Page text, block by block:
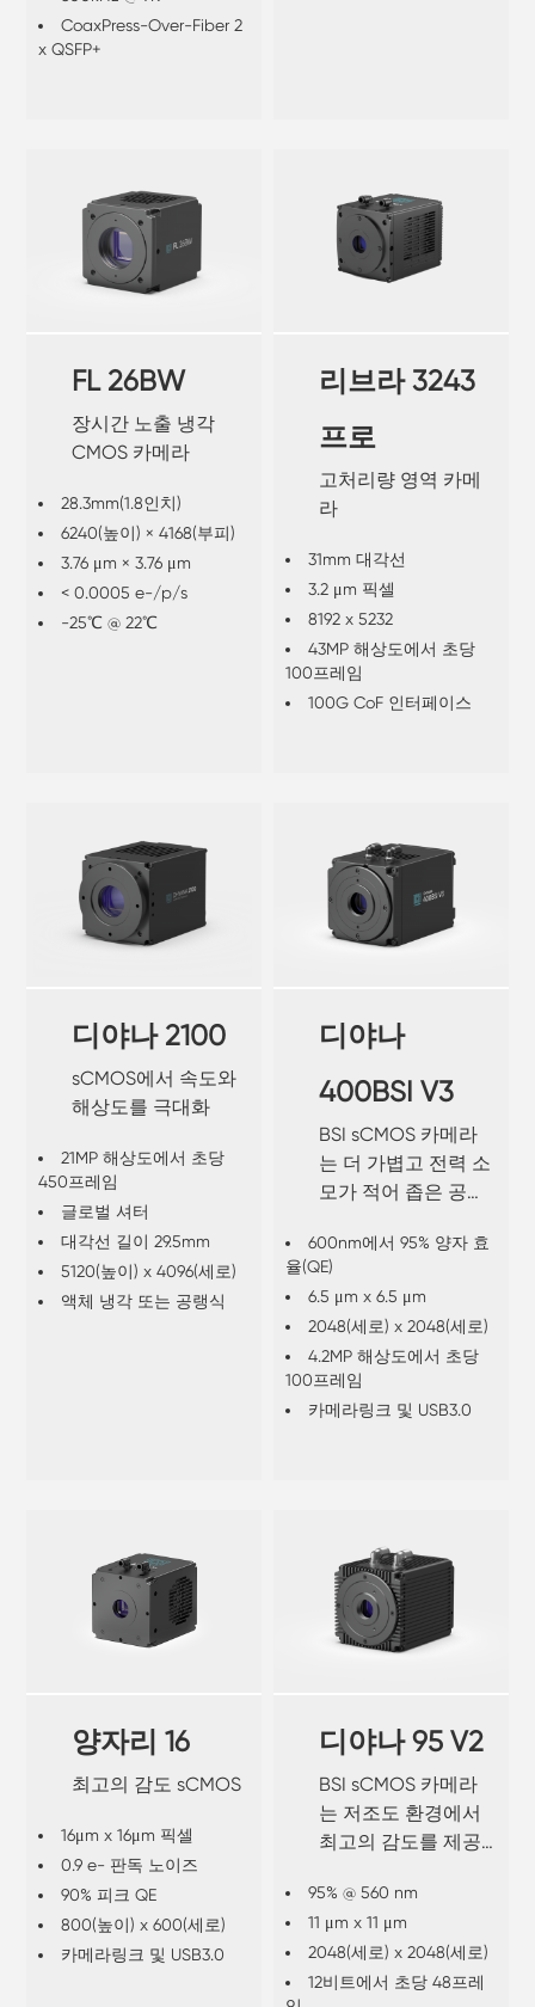
CoaxPress-Over-Fiber 2
x QSFP+
FL 26BW
장시간 노출 냉각
CMOS 카메라
28.3mm(1.8인치)
6240(높이) × 4168(부피)
3.76 μm × 3.76 μm
< 0.0005 e-/p/s
-25℃ @ 22℃
리브라 3243
프로
고처리량 영역 카메
라
31mm 대각선
3.2 μm 픽셀
8192 x 5232
43MP 해상도에서 초당
100프레임
100G CoF 인터페이스
디야나 2100
sCMOS에서 속도와
해상도를 극대화
21MP 해상도에서 초당
450프레임
글로벌 셔터
대각선 길이 29.5mm
5120(높이) x 4096(세로)
액체 냉각 또는 공랭식
디야나
400BSI V3
BSI sCMOS 카메라
는 더 가볍고 전력 소
모가 적어 좁은 공간
있도록 설계되었습니
다.
600nm에서 95% 양자 효
율(QE)
6.5 μm x 6.5 μm
2048(세로) x 2048(세로)
4.2MP 해상도에서 초당
100프레임
카메라링크 및 USB3.0
양자리 16
최고의 감도 sCMOS
16μm x 16μm 픽셀
0.9 e- 판독 노이즈
90% 피크 QE
800(높이) x 600(세로)
카메라링크 및 USB3.0
디야나 95 V2
BSI sCMOS 카메라
는 저조도 환경에서
최고의 감도를 제공
95% @ 560 nm
11 μm x 11 μm
2048(세로) x 2048(세로)
12비트에서 초당 48프레